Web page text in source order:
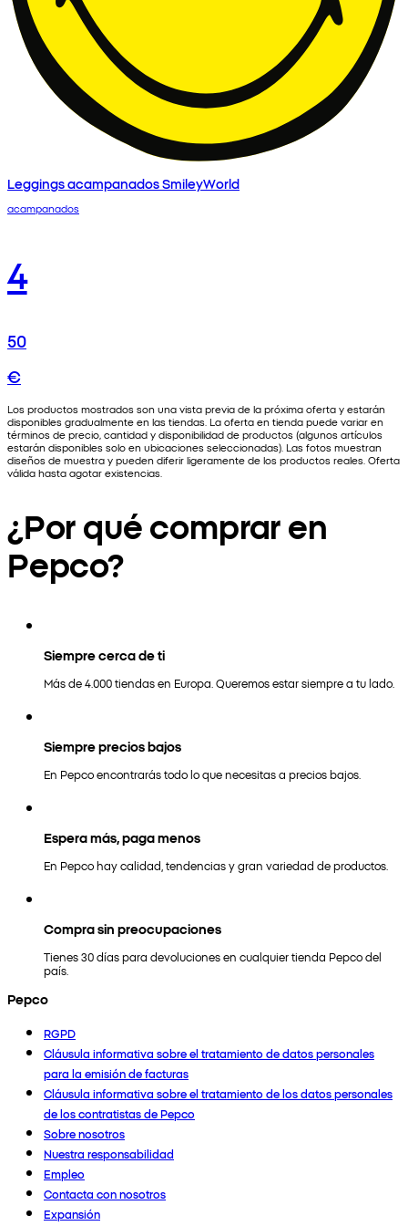
Leggings acampanados SmileyWorld
acampanados
4
50
€
Los productos mostrados son una vista previa de la próxima oferta y estarán
disponibles gradualmente en las tiendas. La oferta en tienda puede variar en
términos de precio, cantidad y disponibilidad de productos (algunos artículos
estarán disponibles solo en ubicaciones seleccionadas). Las fotos muestran
diseños de muestra y pueden diferir ligeramente de los productos reales. Oferta
válida hasta agotar existencias.
¿Por qué comprar en
Pepco?
Siempre cerca de ti
Más de 4.000 tiendas en Europa. Queremos estar siempre a tu lado.
Siempre precios bajos
En Pepco encontrarás todo lo que necesitas a precios bajos.
Espera más, paga menos
En Pepco hay calidad, tendencias y gran variedad de productos.
Compra sin preocupaciones
Tienes 30 días para devoluciones en cualquier tienda Pepco del
país.
Pepco
RGPD
Cláusula informativa sobre el tratamiento de datos personales
para la emisión de facturas
Cláusula informativa sobre el tratamiento de los datos personales
de los contratistas de Pepco
Sobre nosotros
Nuestra responsabilidad
Empleo
Contacta con nosotros
Expansión